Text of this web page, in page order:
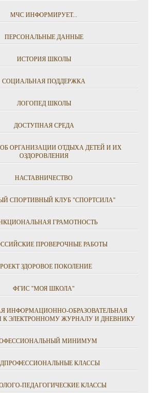
МЧС ИНФОРМИРУЕТ...
ПЕРСОНАЛЬНЫЕ ДАННЫЕ
ИСТОРИЯ ШКОЛЫ
СОЦИАЛЬНАЯ ПОДДЕРЖКА
ЛОГОПЕД ШКОЛЫ
ДОСТУПНАЯ СРЕДА
ОРГАНИЗАЦИИ ОТДЫХА ДЕТЕЙ И ИХ
ОЗДОРОВЛЕНИЯ
НАСТАВНИЧЕСТВО
СПОРТИВНЫЙ КЛУБ "СПОРТСИЛА"
ГРАМОТНОСТЬ
ПРОВЕРОЧНЫЕ РАБОТЫ
ЗДОРОВОЕ ПОКОЛЕНИЕ
ФГИС "МОЯ ШКОЛА"
ИНФОРМАЦИОННО-ОБРАЗОВАТЕЛЬНАЯ
К ЭЛЕКТРОННОМУ ЖУРНАЛУ И ДНЕВНИКУ
МИНИМУМ
КЛАССЫ
ПЕДАГОГИЧЕСКИЕ КЛАССЫ